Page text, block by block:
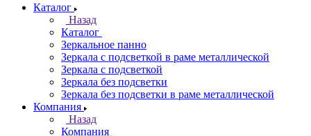
Каталог
Назад
Каталог
Зеркальное панно
Зеркала с подсветкой в раме металлической
Зеркала с подсветкой
Зеркала без подсветки
Зеркала без подсветки в раме металлической
Компания
Назад
Компания